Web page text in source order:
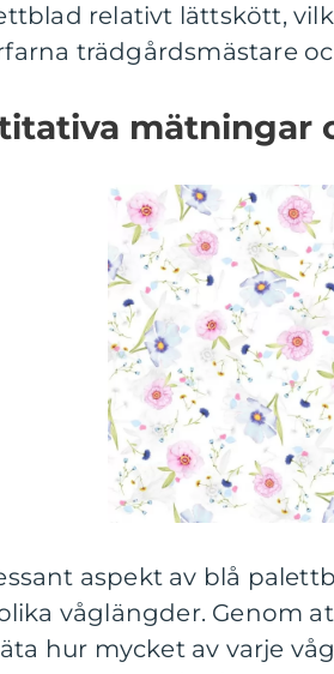
relativt lättskött,
trädgårdsmästare
mätningar
aspekt av blå
våglängder. Genom
hur mycket av varje